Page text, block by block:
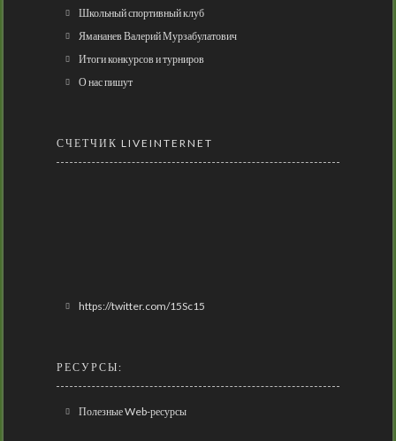
Школьный спортивный клуб
Ямананев Валерий Мурзабулатович
Итоги конкурсов и турниров
О нас пишут
СЧЕТЧИК LIVEINTERNET
https://twitter.com/15Sc15
РЕСУРСЫ:
Полезные Web-ресурсы